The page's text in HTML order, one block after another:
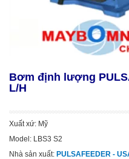
Bơm định lượng
L/H
Xuất xứ: Mỹ
Model: LBS3 S2
Nhà sản xuất: PULSAFEEDER -